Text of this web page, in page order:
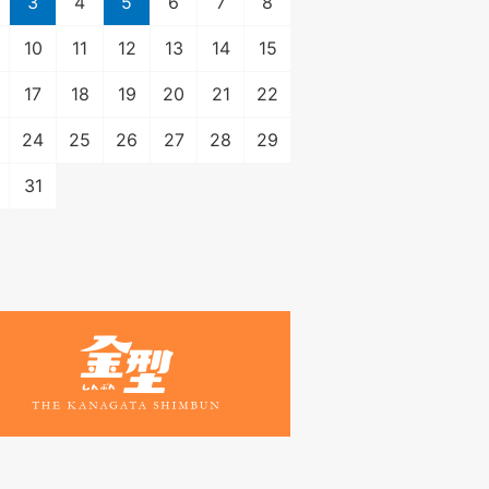
10 11 12 13 14 15
17 18 19 20 21 22
24 25 26 27 28 29
31